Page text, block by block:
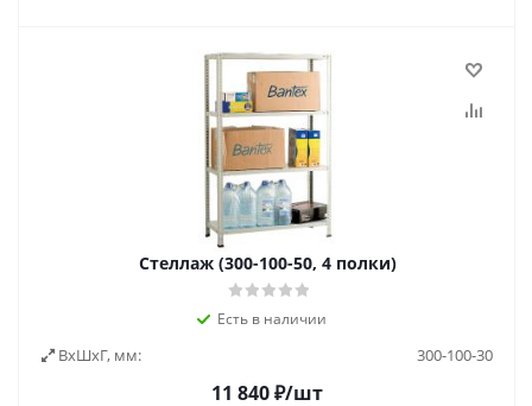
Стеллаж (300-100-50, 4 полки)
Есть в наличии
ВxШxГ, мм: 300-100-30
11 840₽/шт